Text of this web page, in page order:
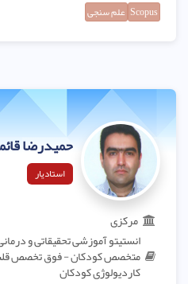
Scopus علم سنجی
حمیدرضا
استادیار
مرکزی
انستیتو آموزشی تحقیقاتی و
متخصص کودکان - فوق تخصص
کاردیولوژی کودکان